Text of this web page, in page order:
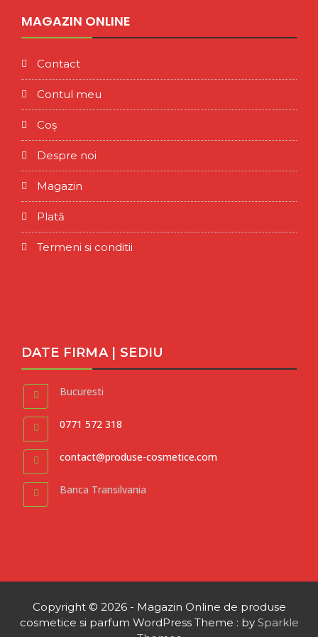
MAGAZIN ONLINE
Contact
Contul meu
Coș
Despre noi
Magazin
Plată
Termeni si conditii
DATE FIRMA | SEDIU
Bucuresti
0771 572 318
contact@produse-cosmetice.com
Banca Transilvania
Copyright © 2026 - Magazin Online de produse
cosmetice si parfum WordPress Theme : by Sparkle